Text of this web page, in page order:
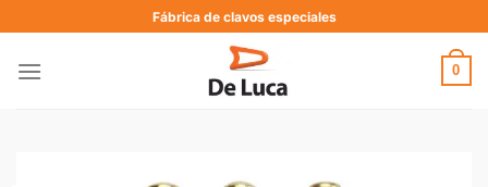
Fábrica de clavos especiales
0